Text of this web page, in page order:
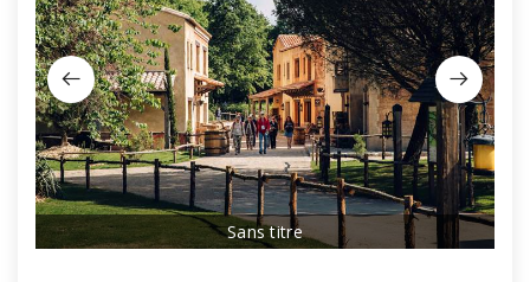
Sans titre